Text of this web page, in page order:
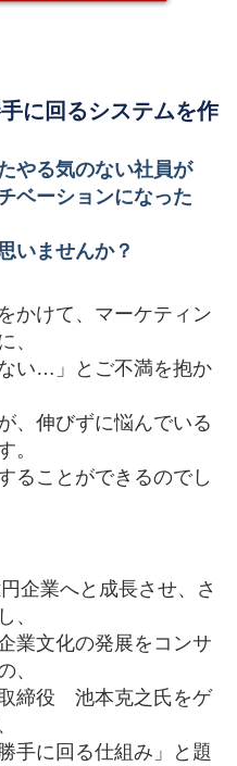
に回るシステムを作
やる気のない社員が
ベーションになった
いませんか？
かけて、マーケティン
、
い…」とご不満を抱か
、伸びずに悩んでいる
。
ることができるのでし
企業へと成長させ、さ
、
業文化の発展をコンサ
、
締役 池本克之氏をゲ
手に回る仕組み」と題